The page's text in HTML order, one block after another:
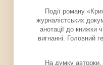
Події роману
журналістських
анотації до книжки
вигнанні. Головний
На думку